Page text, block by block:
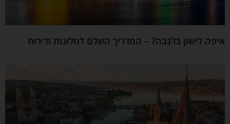
איפה לישון בז'נבה? – המדריך השלם למלונות ודירות